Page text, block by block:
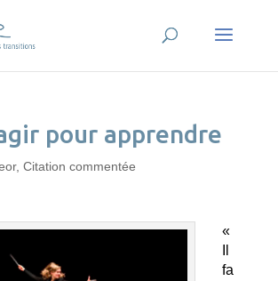
pour apprendre
, Citation commentée
«
fa